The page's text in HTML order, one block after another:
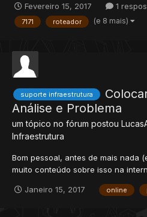
questão é que são tópicos antigos
players meio por cima como deixar
Fevereiro 15, 2017 1
7171 roteador (e 8 mais)
suporte infraestrutura
Análise e Problema
um tópico no fórum postou
Infraestrutura
Bom pessoal, antes de mais nada
muito conteúdo sobre isso na
procedimento e que não obtive
Janeiro 15, 2017 online